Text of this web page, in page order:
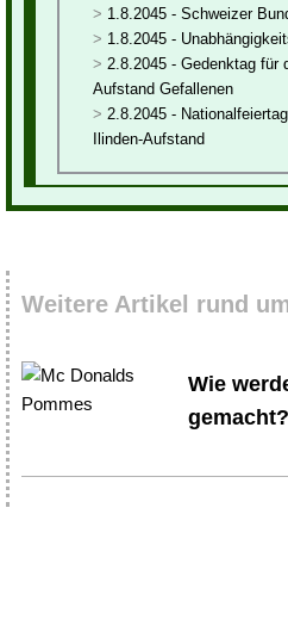
1.8.2045 - Schweizer
1.8.2045 -
2.8.2045 - Gedenktag für
Aufstand Gefallenen
2.8.2045 -
Ilinden-Aufstand
Weitere Artikel rund
Wie
gemacht?